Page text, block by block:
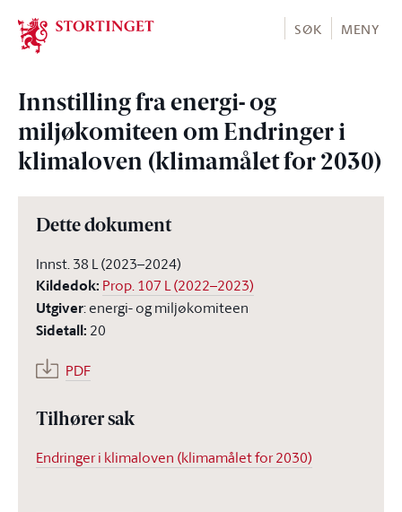
Stortinget.no
SØK MENY
Innstilling fra energi- og
miljøkomiteen om Endringer i
klimaloven (klimamålet for 2030)
Dette dokument
Innst. 38 L (2023–2024)
Kildedok: Prop. 107 L (2022–2023)
Utgiver:energi- og miljøkomiteen
Sidetall: 20
PDF
Tilhører sak
Endringer i klimaloven (klimamålet for 2030)